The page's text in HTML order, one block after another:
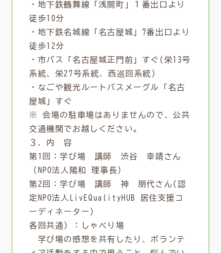
・地下鉄鶴舞線「浅間町」１番出口より
徒歩10分
・地下鉄名城線「名古屋城」7番出口より
徒歩12分
・市バス「名古屋城正門前」すぐ(栄13号
系統、栄27号系統、西巡回系統)
・なごや観光ルートバスメーグル「名古
屋城」すぐ
※ 会場の駐車場はありませんので、公共
交通機関でお越しください。
３．内 容
第1回：学び場 講師 渋谷 幸靖さん
（NPO法人陽和 理事長）
第2回：学び場 講師 神 朋代さん(認
定NPO法人LivEQualityHUB 居住支援コ
ーディネーター)
各回共通）：しゃべり場
学び場の感想を共有したり、ボランテ